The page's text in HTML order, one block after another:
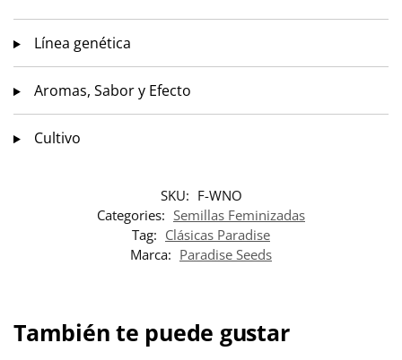
Línea genética
Aromas, Sabor y Efecto
Cultivo
SKU: F-WNO
Categories: Semillas Feminizadas
Tag: Clásicas Paradise
Marca: Paradise Seeds
También te puede gustar